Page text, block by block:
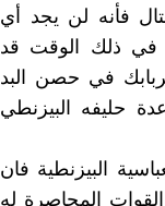
فأنه لن يجد أي
في ذلك الوقت قد
في حصن البد
حليفه البيزنطي
البيزنطية فان
المحاصرة له